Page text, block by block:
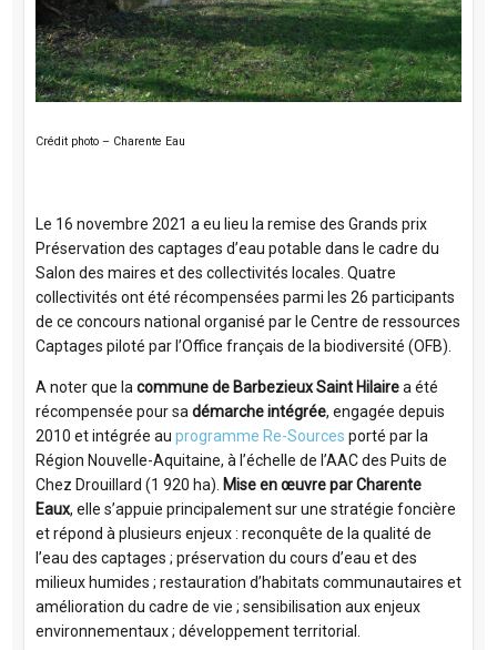
Crédit photo – Charente Eau
Le 16 novembre 2021 a eu lieu la remise des Grands prix
Préservation des captages d’eau potable dans le cadre du
Salon des maires et des collectivités locales. Quatre
collectivités ont été récompensées parmi les 26 participants
de ce concours national organisé par le Centre de ressources
Captages piloté par l’Office français de la biodiversité (OFB).
A noter que la commune de Barbezieux Saint Hilairea été
récompensée pour sa démarche intégrée, engagée depuis
2010 et intégrée au programme Re-Sources porté par la
Région Nouvelle-Aquitaine, à l’échelle de l’AAC des Puits de
Chez Drouillard (1 920 ha). Mise en œuvre par Charente
Eaux, elle s’appuie principalement sur une stratégie foncière
et répond à plusieurs enjeux : reconquête de la qualité de
l’eau des captages ; préservation du cours d’eau et des
milieux humides ; restauration d’habitats communautaires et
amélioration du cadre de vie ; sensibilisation aux enjeux
environnementaux ; développement territorial.